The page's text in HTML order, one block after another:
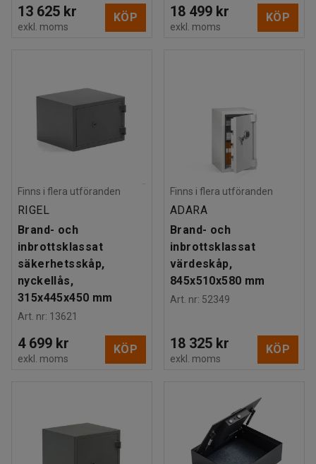
13 625 kr
exkl. moms
KÖP 18 499 kr
exkl. moms
KÖP
Finns i flera utföranden
RIGEL
Brand- och
inbrottsklassat
säkerhetsskåp,
nyckellås,
315x445x450 mm
Art. nr: 13621
4 699 kr
exkl. moms
KÖP
Finns i flera utföranden
ADARA
Brand- och
inbrottsklassat
värdeskåp,
845x510x580 mm
Art. nr: 52349
18 325 kr
exkl. moms
KÖP